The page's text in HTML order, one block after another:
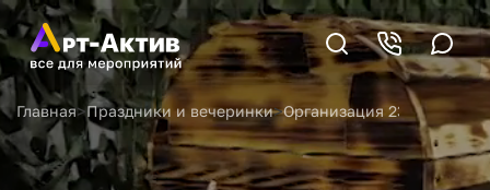
Главная>Праздники и вечеринки>Организация 23 февраля